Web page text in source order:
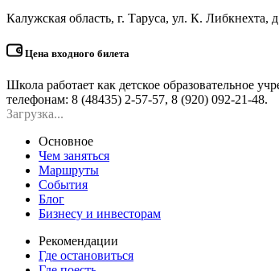
Калужская область, г. Таруса, ул. К. Либкнехта,
Цена входного билета
Школа работает как детское образовательное
телефонам: 8 (48435) 2-57-57, 8 (920) 092-21-48.
Загрузка...
Основное
Чем заняться
Маршруты
События
Блог
Бизнесу и инвесторам
Рекомендации
Где остановиться